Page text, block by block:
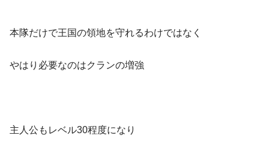
本隊だけで王国の領地を守れるわけではなく
やはり必要なのはクランの増強
主人公もレベル30程度になり